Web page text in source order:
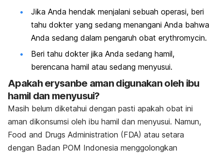
Jika Anda hendak menjalani sebuah operasi, beri
tahu dokter yang sedang menangani Anda bahwa
Anda sedang dalam pengaruh obat erythromycin.
Beri tahu dokter jika Anda sedang hamil,
berencana hamil atau sedang menyusui.
Apakah erysanbe aman digunakan oleh ibu
hamil dan menyusui?
Masih belum diketahui dengan pasti apakah obat ini
aman dikonsumsi oleh ibu hamil dan menyusui. Namun,
Food and Drugs Administration (FDA) atau setara
dengan Badan POM Indonesia menggolongkan